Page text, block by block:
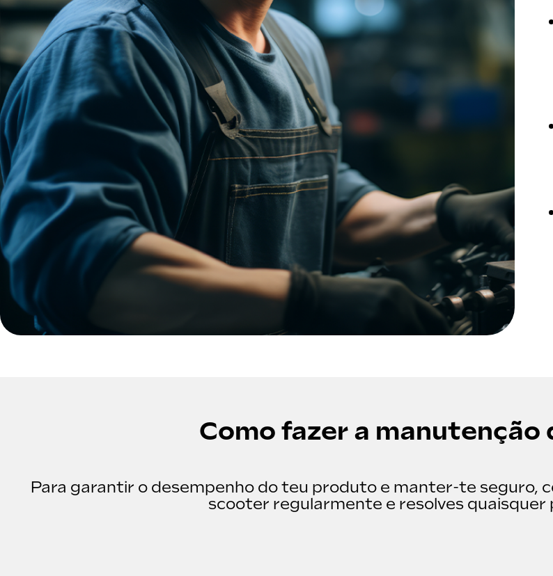
Como fazer a
Para garantir o desempenho do teu produto e manter-te seguro,
scooter regularmente e resolves quaisquer